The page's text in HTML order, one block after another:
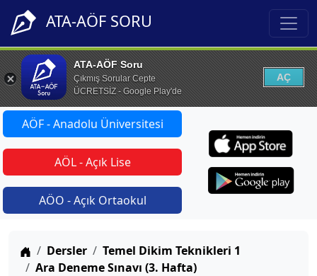
ATA-AÖF SORU
ATA-AÖF Soru
Çıkmış Sorular Cepte
ÜCRETSİZ - Google Play'de
AÇ
AÖF - Anadolu Üniversitesi
AÖL - Açık Lise
AÖO - Açık Ortaokul
Anasayfa
Dersler
Temel Dikim Teknikleri 1
Ara Deneme Sınavı (3. Hafta)